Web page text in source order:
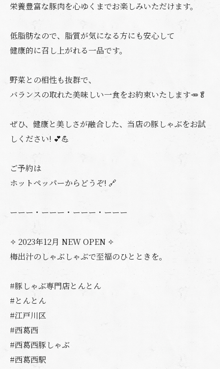
栄養豊富な豚肉を心ゆくまでお楽しみいただけます。
低脂肪なので、脂質が気になる方にも安心して
健康的に召し上がれる一品です。
野菜との相性も抜群で、
バランスの取れた美味しい一食をお約束いたします🥕🥬
ぜひ、健康と美しさが融合した、当店の豚しゃぶをお試
しください! 💕💪
ご予約は
ホットペッパーからどうぞ! 🔗
ーーー・ーーー・ーーー・ーーー
✧ 2023年12月 NEW OPEN ✧
梅出汁のしゃぶしゃぶで至福のひとときを。
#豚しゃぶ専門店とんとん
#とんとん
#江戸川区
#西葛西
#西葛西豚しゃぶ
#西葛西駅